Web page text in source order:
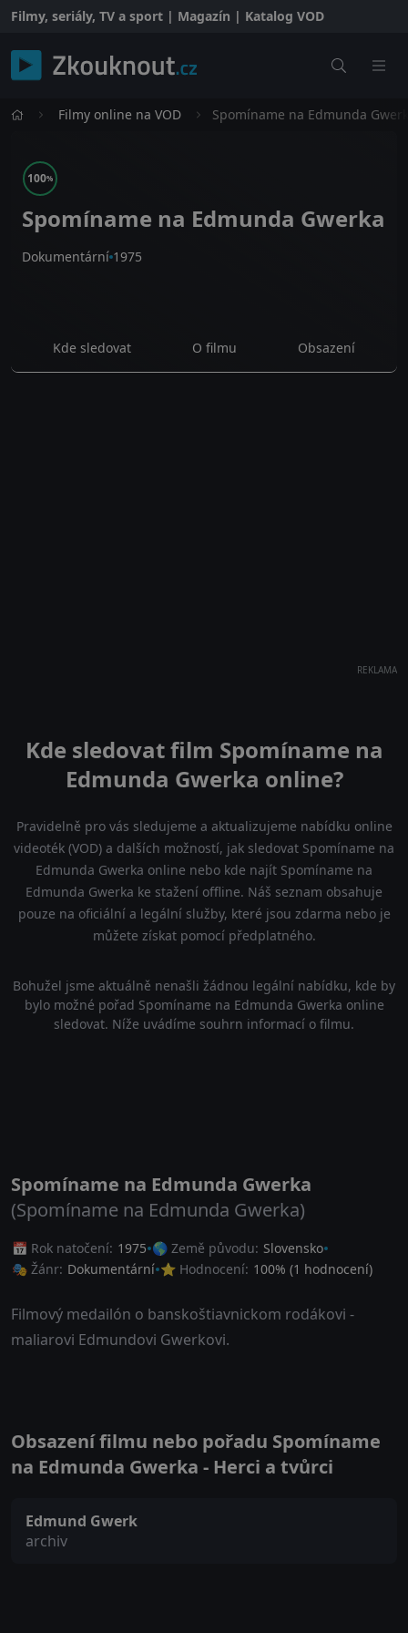
Filmy, seriály, TV a sport | Magazín | Katalog VOD
Filmy online na VOD Spomíname na Edmunda
100%
Spomíname na Edmunda Gwerka
Dokumentární 1975
Kde sledovat O filmu Obsazení
REKLAMA
Kde sledovat film Spomíname na
Edmunda Gwerka online?
Pravidelně pro vás sledujeme a aktualizujeme nabídku online
videoték (VOD) a dalších možností, jak sledovat Spomíname na
Edmunda Gwerka online nebo kde najít Spomíname na
Edmunda Gwerka ke stažení offline. Náš seznam obsahuje
pouze na oficiální a legální služby, které jsou zdarma nebo je
můžete získat pomocí předplatného.
Bohužel jsme aktuálně nenašli žádnou legální nabídku, kde by
bylo možné pořad Spomíname na Edmunda Gwerka online
sledovat. Níže uvádíme souhrn informací o filmu.
Spomíname na Edmunda Gwerka
(Spomíname na Edmunda Gwerka)
📅 Rok natočení: 1975 🌎 Země původu: Slovensko
🎭 Žánr: Dokumentární ⭐ Hodnocení: 100% (1 hodnocení)
Filmový medailón o banskoštiavnickom rodákovi -
maliarovi Edmundovi Gwerkovi.
Obsazení filmu nebo pořadu Spomíname
na Edmunda Gwerka - Herci a tvůrci
Edmund Gwerk
archiv